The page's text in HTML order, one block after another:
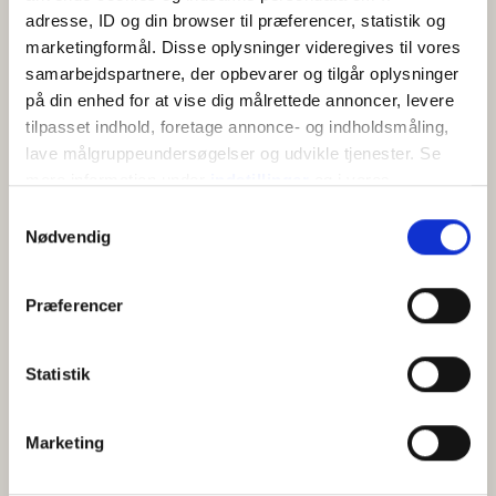
adresse, ID og din browser til præferencer, statistik og
marketingformål. Disse oplysninger videregives til vores
samarbejdspartnere, der opbevarer og tilgår oplysninger
på din enhed for at vise dig målrettede annoncer, levere
tilpasset indhold, foretage annonce- og indholdsmåling,
lave målgruppeundersøgelser og udvikle tjenester. Se
tilbage eller ændre indstillinger fra vores
"Cookiedeklaration", eller ved at trykke på "Privacy
Indsamle præcise oplysninger om din placering,
Identificere din enhed baseret på en scanning af
dens unikke karakteristika (fingerprinting)
Nødvendig
Præferencer
Statistik
Marketing
+